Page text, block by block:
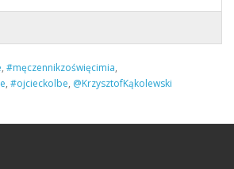
, #męczennikzoświęcimia,
, #ojcieckolbe, @KrzysztofKąkolewski